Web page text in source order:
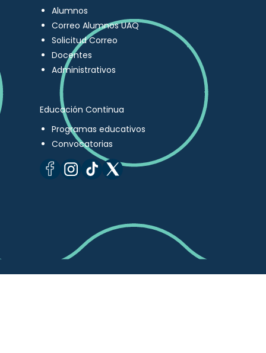
Alumnos
Correo Alumnos UAQ
Solicitud Correo
Docentes
Administrativos
Educación Continua
Programas educativos
Convocatorias